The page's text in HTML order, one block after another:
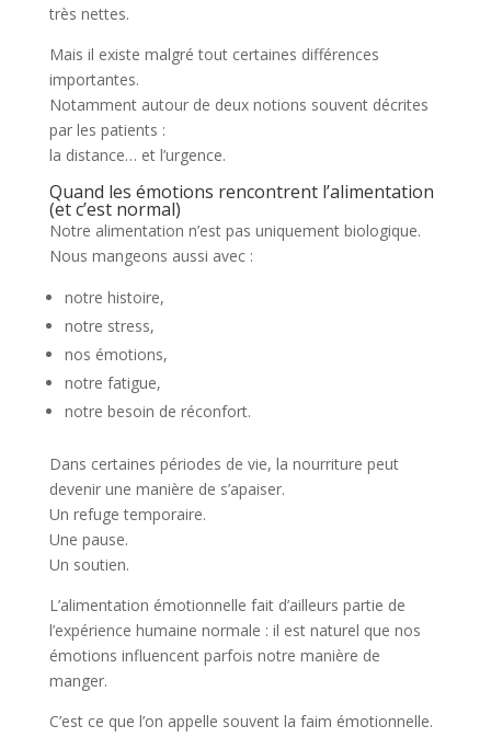
très nettes.
Mais il existe malgré tout certaines différences
importantes.
Notamment autour de deux notions souvent décrites
par les patients :
la distance… et l’urgence.
Quand les émotions rencontrent l’alimentation
(et c’est normal)
Notre alimentation n’est pas uniquement biologique.
Nous mangeons aussi avec :
notre histoire,
notre stress,
nos émotions,
notre fatigue,
notre besoin de réconfort.
Dans certaines périodes de vie, la nourriture peut
devenir une manière de s’apaiser.
Un refuge temporaire.
Une pause.
Un soutien.
L’alimentation émotionnelle fait d’ailleurs partie de
l’expérience humaine normale : il est naturel que nos
émotions influencent parfois notre manière de
manger.
C’est ce que l’on appelle souvent la faim émotionnelle.